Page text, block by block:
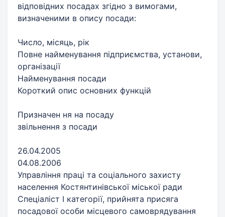
відповідних посадах згідно з вимогами,
визначеними в опису посади:
Число, місяць, рік
Повне найменування підприємства, установи,
організації
Найменування посади
Короткий опис основних функцій
Призначен ня на посаду
звільнення з посади
26.04.2005
04.08.2006
Управління праці та соціального захисту
населення Костянтинівської міської ради
Спеціаліст І категорії, прийнята присяга
посадової особи місцевого самоврядування